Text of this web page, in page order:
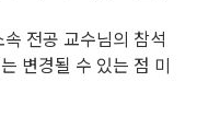
전공 교수님의 참석
변경될 수 있는 점 미